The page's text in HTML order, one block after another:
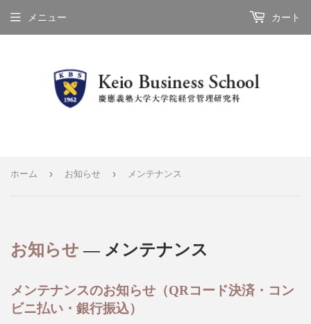
メニュー カート
ホーム › お知らせ › メンテナンス
お知らせ — メンテナンス
メンテナンスのお知らせ（QRコード決済・コン
ビニ払い・銀行振込）